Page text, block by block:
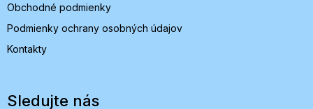
Obchodné podmienky
Podmienky ochrany osobných údajov
Kontakty
Sledujte nás